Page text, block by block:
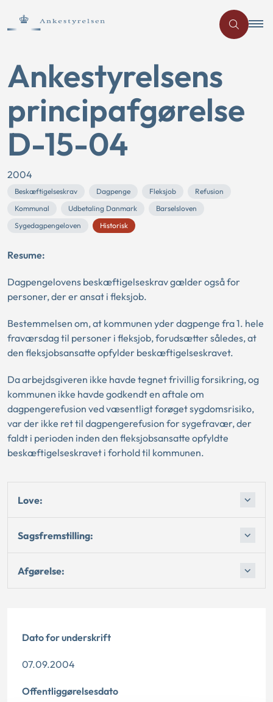
Ankestyrelsens
principafgørelse
D-15-04
2004
Beskæftigelseskrav Dagpenge Fleksjob
Refusion
Kommunal
Udbetaling Danmark
Barselsloven
Sygedagpengeloven
Historisk
Resume:
Dagpengelovens beskæftigelseskrav gælder også for
personer, der er ansat i fleksjob.
Bestemmelsen om, at kommunen yder dagpenge fra 1. hele
fraværsdag til personer i fleksjob, forudsætter således, at
den fleksjobsansatte opfylder beskæftigelseskravet.
Da arbejdsgiveren ikke havde tegnet frivillig forsikring, og
kommunen ikke havde godkendt en aftale om
dagpengerefusion ved væsentligt forøget sygdomsrisiko,
var der ikke ret til dagpengerefusion for sygefravær, der
faldt i perioden inden den fleksjobsansatte opfyldte
beskæftigelseskravet i forhold til kommunen.
Love:
Sagsfremstilling:
Afgørelse:
Dato for underskrift
07.09.2004
Offentliggørelsesdato